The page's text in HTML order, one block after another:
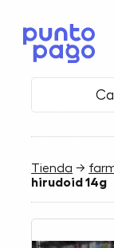
Tienda →
hirudoid 14g